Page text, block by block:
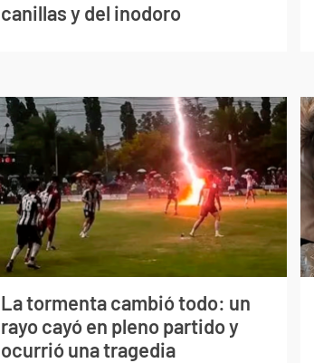
canillas y del inodoro
La tormenta cambió todo: un
rayo cayó en pleno partido y
ocurrió una tragedia